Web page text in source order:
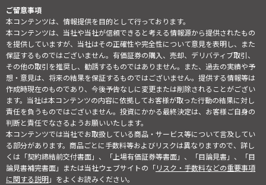
ご留意事項
本コンテンツは、情報提供を目的として行っております。
本コンテンツは、当社や当社が信頼できると考える情報源から提供されたもの
を提供していますが、当社はその正確性や完全性について意見を表明し、また
保証するものではございません。有価証券の購入、売却、デリバティブ取引、
その他の取引を推奨し、勧誘するものではありません。また、過去の実績や予
想・意見は、将来の結果を保証するものではございません。提供する情報等は
作成時現在のものであり、今後予告なしに変更または削除されることがござい
ます。当社は本コンテンツの内容に依拠してお客様が取った行動の結果に対し
責任を負うものではございません。投資にかかる最終決定は、お客様ご自身の
判断と責任でなさるようお願いいたします。
本コンテンツでは当社でお取扱している商品・サービス等について言及してい
る部分があります。商品ごとに手数料等およびリスクは異なりますので、詳し
くは「契約締結前交付書面」、「上場有価証券等書面」、「目論見書」、「目
論見書補完書面」または当社ウェブサイトの「リスク・手数料などの重要事項
に関する説明」をよくお読みください。